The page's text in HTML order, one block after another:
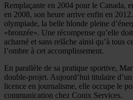
Remplaçante en 2004 pour le Canada,
en 2008, son heure arrive enfin en
olympiade, la belle blonde pleine
«bronzée». Une récompense qu’elle
acharné et sans relâche ainsi qu’à tous
l’ombre à cet accomplissement.
En parallèle de sa pratique sportive,
double-projet. Aujourd’hui titulaire
licence en journalisme, elle occupe le
communication chez Conix Services.